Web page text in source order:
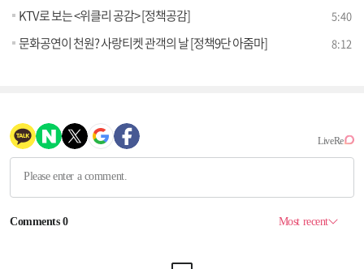
KTV로 보는 <위클리 공감> [정책공감] 5:40
문화공연이 천원? 사랑티켓 관객의 날 [정책9단 아줌마] 8:12